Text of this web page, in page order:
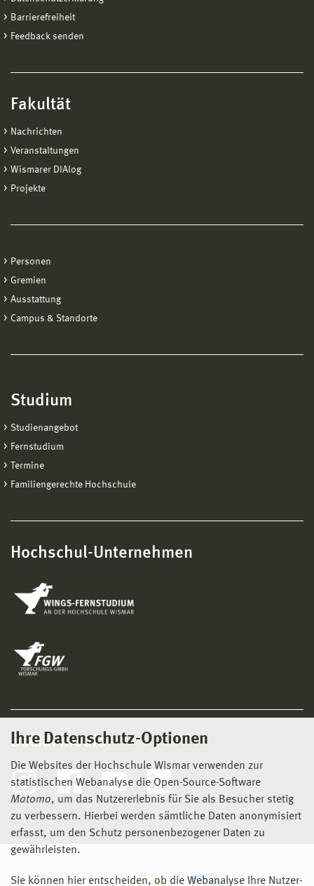
Ihre Datenschutz-Optionen
Die Websites der Hochschule Wismar verwenden zur
statistischen Webanalyse die Open-Source-Software
Matomo, um das Nutzererlebnis für Sie als Besucher stetig
zu verbessern. Hierbei werden sämtliche Daten anonymisiert
erfasst, um den Schutz personenbezogener Daten zu
gewährleisten.
Sie können hier entscheiden, ob die Webanalyse Ihre Nutzer-
Barrierefreiheit
Feedback senden
Fakultät
Nachrichten
Veranstaltungen
Wismarer DIAlog
Projekte
Personen
Gremien
Ausstattung
Campus & Standorte
Studium
Studienangebot
Fernstudium
Termine
Familiengerechte Hochschule
Hochschul-Unternehmen
Social Media